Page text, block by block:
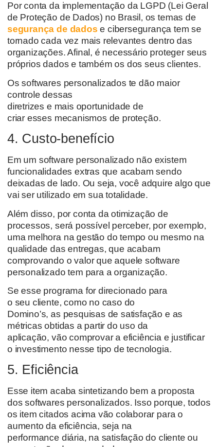
Por conta da implementação da LGPD (Lei Geral
de Proteção de Dados)no Brasil, os temas de
segurança de dados e cibersegurança tem se
tornado cada vez mais relevantes dentro das
organizações. Afinal, é necessário proteger seus
próprios dados e também os dosseus clientes.
Os softwares personalizados te dão maior
controle dessas
diretrizes e mais oportunidadede
criar esses mecanismos de proteção.
4. Custo-benefício
Em um software personalizado não existem
funcionalidades extras que acabam sendo
deixadas de lado. Ou seja, você adquire algo que
vai ser utilizado em sua totalidade.
Além disso, por conta da otimização de
processos, será possível perceber, por exemplo,
uma melhora na gestão do tempo ou mesmo na
qualidade das entregas,que acabam
comprovando o valor que aquele software
personalizado tem para a organização.
Se esse programa for direcionado para
o seu cliente, como no caso do
Domino’s,as pesquisas de satisfação e as
métricasobtidas a partir do uso da
aplicação, vãocomprovar a eficiência e justificar
o investimento nesse tipo de tecnologia.
5. Eficiência
Esse item acaba sintetizando bem a proposta
dos softwares personalizados. Isso porque, todos
os item citados acima vão colaborar para o
aumento da eficiência, seja na
performance diária, na satisfaçãodo cliente ou